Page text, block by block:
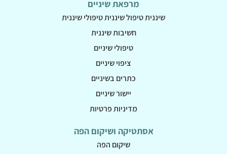
מרפאת שיניים
שיננית טיפול שיננית טיפולי שיננית
חשיבות שיננית
טיפולי שיניים
ציפוי שיניים
כתרים בשיניים
יישור שיניים
מדיניות פרטיות
אסתטיקה ושיקום הפה
שיקום הפה